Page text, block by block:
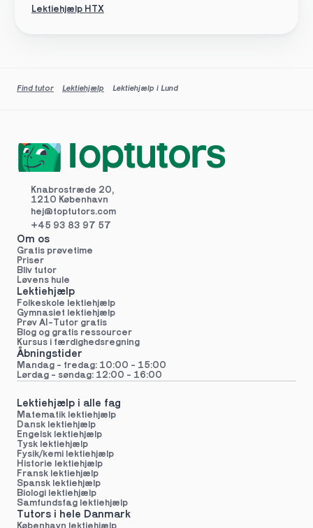
Lektiehjælp HTX
Find tutor Lektiehjælp Lektiehjælp i Lund
Knabrostræde 20,
1210 København
hej@toptutors.com
+45 93 83 97 57
Om os
Gratis prøvetime
Priser
Bliv tutor
Løvens hule
Lektiehjælp
Folkeskole lektiehjælp
Gymnasiet lektiehjælp
Prøv AI-Tutor gratis
Blog og gratis ressourcer
Kursus i færdighedsregning
Åbningstider
Mandag - fredag: 10:00 - 15:00
Lørdag - søndag: 12:00 - 16:00
Lektiehjælp i alle fag
Matematik lektiehjælp
Dansk lektiehjælp
Engelsk lektiehjælp
Tysk lektiehjælp
Fysik/kemi lektiehjælp
Historie lektiehjælp
Fransk lektiehjælp
Spansk lektiehjælp
Biologi lektiehjælp
Samfundsfag lektiehjælp
Tutors i hele Danmark